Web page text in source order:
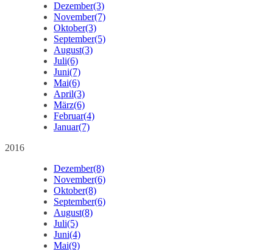
Dezember(3)
November(7)
Oktober(3)
September(5)
August(3)
Juli(6)
Juni(7)
Mai(6)
April(3)
März(6)
Februar(4)
Januar(7)
2016
Dezember(8)
November(6)
Oktober(8)
September(6)
August(8)
Juli(5)
Juni(4)
Mai(9)